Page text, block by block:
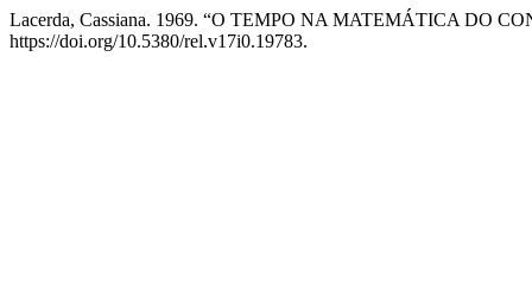
Lacerda, Cassiana. 1969. “O TEMPO NA MATEMÁTICA DO
https://doi.org/10.5380/rel.v17i0.19783.